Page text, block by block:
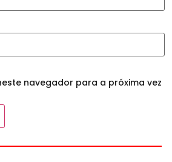
navegador para a próxima vez